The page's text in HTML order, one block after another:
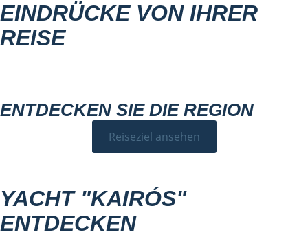
EINDRÜCKE VON IHRER
REISE
ENTDECKEN SIE DIE REGION
Reiseziel ansehen
YACHT "KAIRÓS"
ENTDECKEN